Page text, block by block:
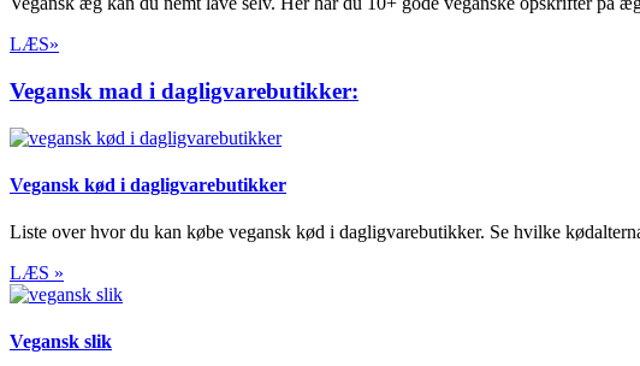
LÆS»
Vegansk mad i dagligvarebutikker:
Vegansk kød i dagligvarebutikker
Liste over hvor du kan købe vegansk kød i dagligvarebutikker. Se hvilke
LÆS »
Vegansk slik